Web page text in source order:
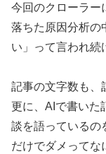
今回のクローラー
落ちた原因分析の
い」って言われ続
記事の文字数も、
更に、AIで書いた
談を語っているの
だけでダメってな